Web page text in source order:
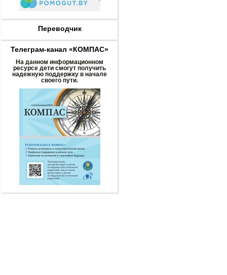
Переводчик
Телеграм-канал «КОМПАС»
На данном информационном
ресурсе дети смогут получить
надежную поддержку в начале
своего пути.